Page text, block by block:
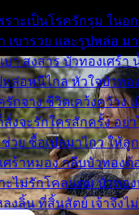
ราะเป็นโรครักรุม ใน
เขารวย และรูปหล่อ ม
บา สงสาร บัวทองเศร้า
ล่อหนีไกล หัวใจบัวทอ
รักจาง ชีวิตเคว้งคว้าง
งจะรักใครสักครั้ง อย่
วย ซื้อเปลมาไกว ให้ลู
ศร้าหมอง กลีบบัวทองต้
ะไม่รักโคลนตม บัวทอ
งลิ้น ที่สิ้นสัตย์ เจ้าจึงไ